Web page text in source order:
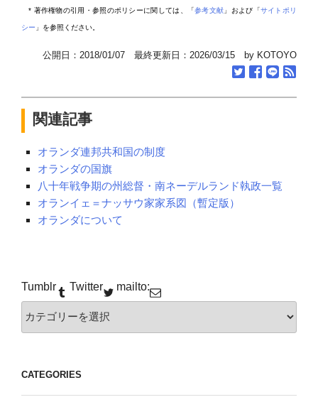
* 著作権物の引用・参照のポリシーに関しては、「参考文献 」および「サイトポリ
シー 」を参照ください。
公開日：2018/01/07 最終更新日：2026/03/15 by KOTOYO
関連記事
オランダ連邦共和国の制度
オランダの国旗
八十年戦争期の州総督・南ネーデルランド執政一覧
オランイェ＝ナッサウ家家系図（暫定版）
オランダについて
Tumblr Twitter mailto:
カ
テ
CATEGORIES